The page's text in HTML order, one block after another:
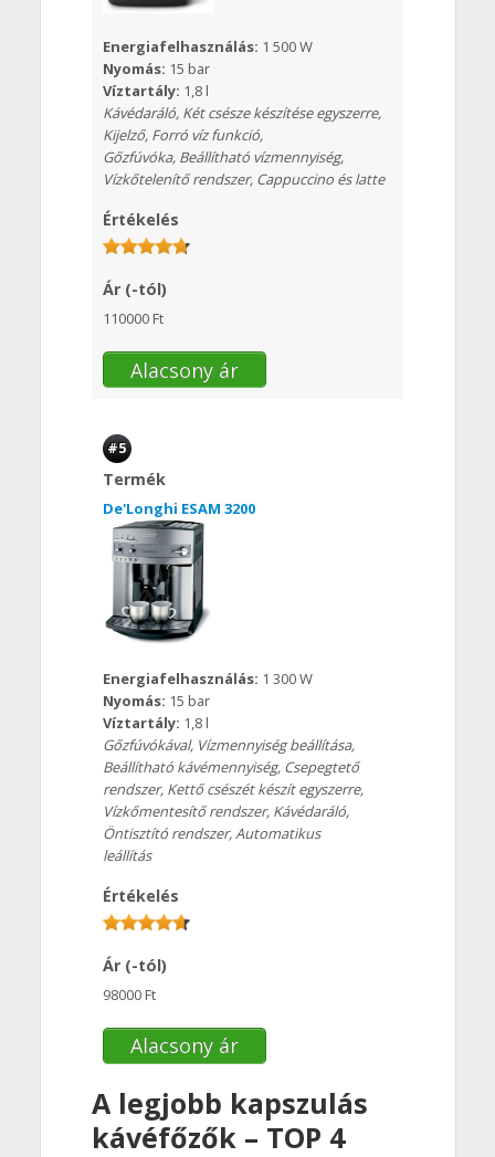
Energiafelhasználás: 1 500 W
Nyomás: 15 bar
Víztartály: 1,8 l
Kávédaráló, Két csésze készítése egyszerre,
Kijelző, Forró víz funkció,
Gőzfúvóka, Beállítható vízmennyiség,
Vízkőtelenítő rendszer, Cappuccino és latte
Értékelés
Ár (-tól)
110000 Ft
Alacsony ár
#5
Termék
De'Longhi ESAM 3200
Energiafelhasználás: 1 300 W
Nyomás: 15 bar
Víztartály: 1,8 l
Gőzfúvókával, Vízmennyiség beállítása,
Beállítható kávémennyiség, Csepegtető
rendszer, Kettő csészét készít egyszerre,
Vízkőmentesítő rendszer, Kávédaráló,
Öntisztító rendszer, Automatikus
leállítás
Értékelés
Ár (-tól)
98000 Ft
Alacsony ár
A legjobb kapszulás
kávéfőzők – TOP 4